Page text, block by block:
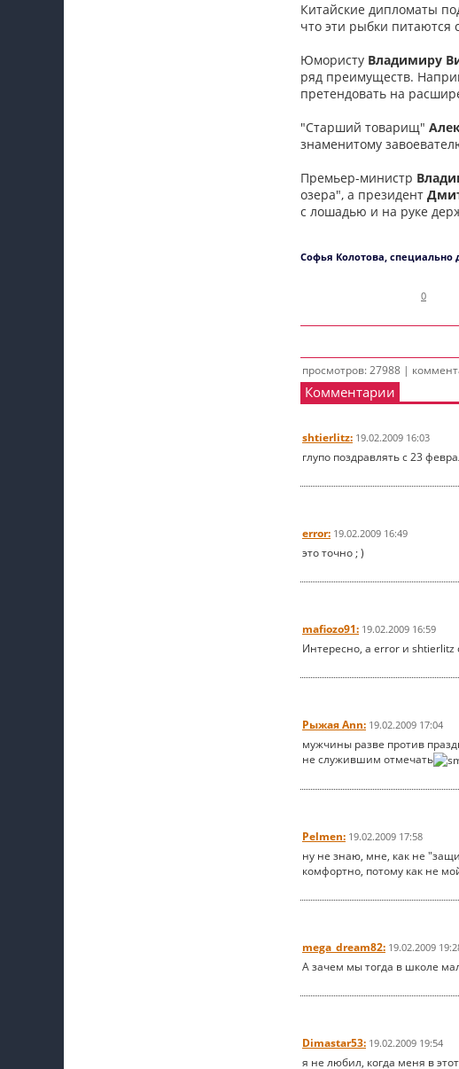
Китайские дипломаты
что эти рыбки питаются
Юмористу Владимиру
ряд преимуществ.
претендовать на
"Старший товарищ"
знаменитому
Премьер-министр
озера", а президент
с лошадью и на руке
Софья Колотова, специально
0
просмотров: 27988 |
Комментарии
shtierlitz: 19.02.2009 16:03
глупо поздравлять с 23
error: 19.02.2009 16:49
это точно ; )
mafiozo91: 19.02.2009 16:59
Интересно, а error и
Рыжая Ann: 19.02.2009 17:04
мужчины разве против
не служившим отмечать
Pelmen: 19.02.2009 17:58
ну не знаю, мне, как не
комфортно, потому как не
mega_dream82: 19.02.2009
А зачем мы тогда в школе
Dimastar53: 19.02.2009 19:54
я не любил, когда меня в